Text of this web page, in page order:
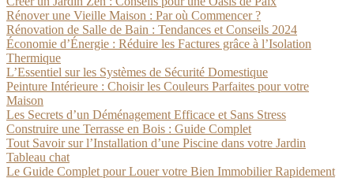
Rénover une Vieille Maison : Par où Commencer ?
Rénovation de Salle de Bain : Tendances et Conseils 2024
Économie d’Énergie : Réduire les Factures grâce à l’Isolation
Thermique
L’Essentiel sur les Systèmes de Sécurité Domestique
Peinture Intérieure : Choisir les Couleurs Parfaites pour votre
Maison
Les Secrets d’un Déménagement Efficace et Sans Stress
Construire une Terrasse en Bois : Guide Complet
Tout Savoir sur l’Installation d’une Piscine dans votre Jardin
Tableau chat
Le Guide Complet pour Louer votre Bien Immobilier Rapidement